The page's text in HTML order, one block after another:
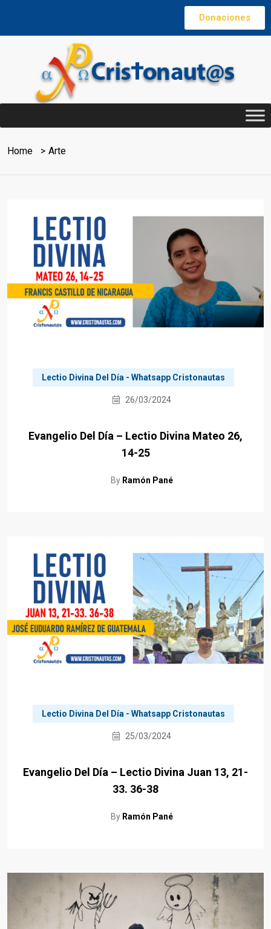
Donaciones
Home Arte
Lectio Divina Del Día - Whatsapp Cristonautas
26/03/2024
Evangelio Del Día – Lectio Divina Mateo 26,
14-25
By Ramón Pané
Lectio Divina Del Día - Whatsapp Cristonautas
25/03/2024
Evangelio Del Día – Lectio Divina Juan 13, 21-
33. 36-38
By Ramón Pané